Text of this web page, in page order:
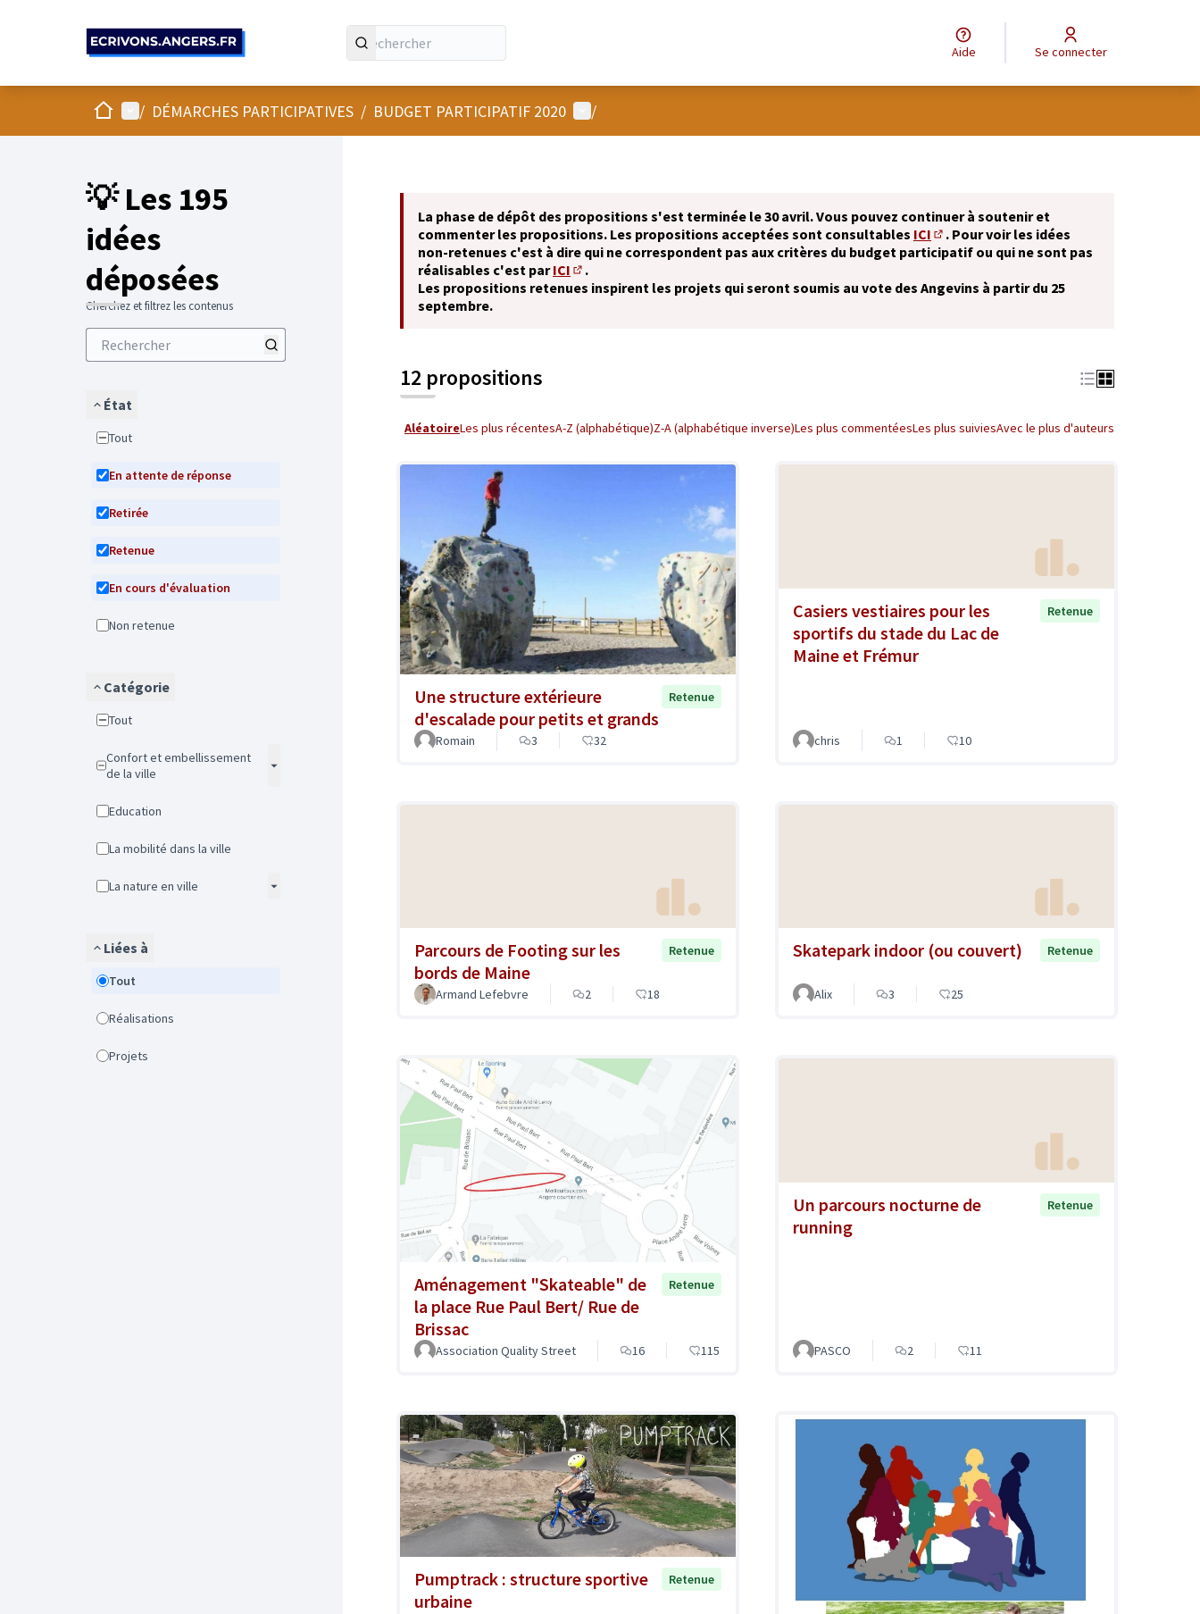
Aide Se connecter
AccueilMenu principal
/ DÉMARCHES PARTICIPATIVES / BUDGET PARTICIPATIF 2020 Menu utilisateur
/
💡 Les 195
idées
déposées
Cherchez et filtrez les contenus
État
Tout
En attente de réponse
Retirée
Retenue
En cours d'évaluation
Non retenue
Catégorie
Tout
Confort et embellissement
de la ville
Education
La mobilité dans la ville
La nature en ville
Liées à
Tout
Réalisations
Projets
La phase de dépôt des propositions s'est terminée le 30 avril. Vous pouvez continuer à soutenir et
commenter les propositions. Les propositions acceptées sont consultables ICI
(S'ouvre dans un nouvel onglet)
. Pour voir les idées
non-retenues c'est à dire qui ne correspondent pas aux critères du budget participatif ou qui ne sont pas
réalisables c'est parICI
(S'ouvre dans un nouvel onglet)
.
Les propositions retenues inspirent les projets qui seront soumis au vote des Angevins à partir du 25
septembre.
12 propositions
AléatoireLes plus récentesA-Z (alphabétique)Z-A (alphabétique inverse)Les plus commentéesLes plus suiviesAvec le plus d'auteurs
Une structure extérieure
d'escalade pour petits et grands
Retenue
Romain 3 32
Casiers vestiaires pour les
sportifs du stade du Lac de
Maine et Frémur
Retenue
chris 1 10
Parcours de Footing sur les
bords de Maine
Retenue
Armand Lefebvre 2 18
Skatepark indoor (ou couvert) Retenue
Alix 3 25
Aménagement "Skateable" de
la place Rue Paul Bert/ Rue de
Brissac
Retenue
Association Quality Street 16 115
Un parcours nocturne de
running
Retenue
PASCO 2 11
Pumptrack : structure sportive
urbaine
Retenue